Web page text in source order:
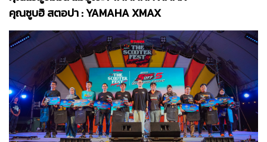
คุณซูบฮิ สตอปา : YAMAHA XMAX